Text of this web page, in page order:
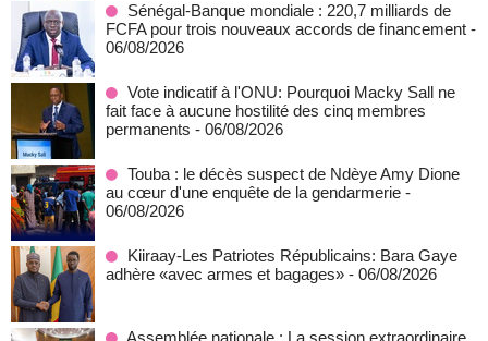
Sénégal-Banque mondiale : 220,7 milliards de
FCFA pour trois nouveaux accords de financement -
06/08/2026
Vote indicatif à l'ONU: Pourquoi Macky Sall ne
fait face à aucune hostilité des cinq membres
permanents - 06/08/2026
Touba : le décès suspect de Ndèye Amy Dione
au cœur d'une enquête de la gendarmerie -
06/08/2026
Kiiraay-Les Patriotes Républicains: Bara Gaye
adhère «avec armes et bagages» - 06/08/2026
Assemblée nationale : La session extraordinaire